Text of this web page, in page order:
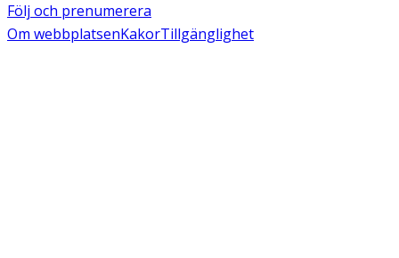
Följ och prenumerera
Om webbplatsenKakorTillgänglighet